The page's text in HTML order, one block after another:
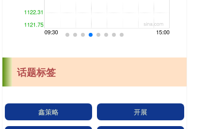
话题标签
鑫策略 开展